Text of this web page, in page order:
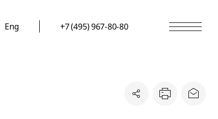
Eng +7 (495) 967-80-80